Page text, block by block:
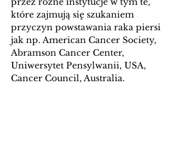
które zajmują się szukaniem
przyczyn powstawania raka piersi
jak np. American Cancer Society,
Abramson Cancer Center,
Uniwersytet Pensylwanii, USA,
Cancer Council, Australia.